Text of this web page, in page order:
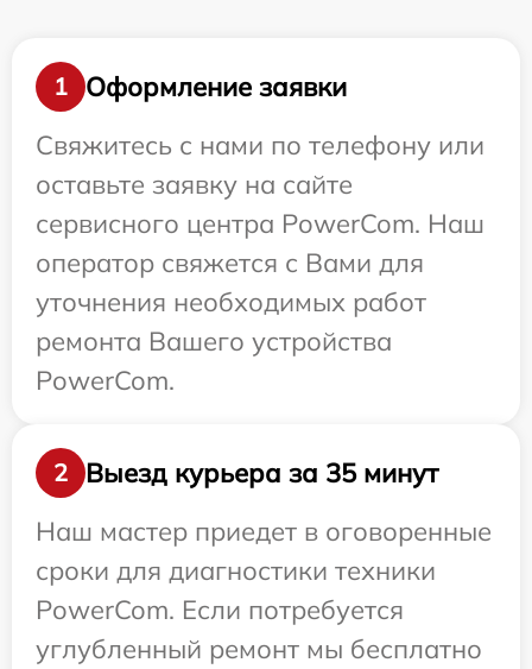
1
Оформление заявки
Свяжитесь с нами по телефону или
оставьте заявку на сайте
сервисного центра PowerCom. Наш
оператор свяжется с Вами для
уточнения необходимых работ
ремонта Вашего устройства
PowerCom.
2
Выезд курьера за 35 минут
Наш мастер приедет в оговоренные
сроки для диагностики техники
PowerCom. Если потребуется
углубленный ремонт мы бесплатно